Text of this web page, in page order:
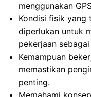
menggunakan
Kondisi fisik yang
diperlukan untuk
pekerjaan
Kemampuan
memastikan
penting.